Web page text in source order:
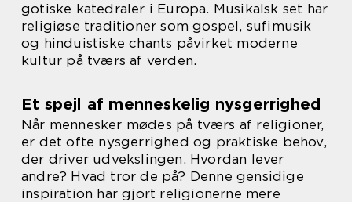
gotiske katedraler i Europa. Musikalsk set har
religiøse traditioner som gospel, sufimusik
og hinduistiske chants påvirket moderne
kultur på tværs af verden.
Et spejl af menneskelig nysgerrighed
Når mennesker mødes på tværs af religioner,
er det ofte nysgerrighed og praktiske behov,
der driver udvekslingen. Hvordan lever
andre? Hvad tror de på? Denne gensidige
inspiration har gjort religionerne mere